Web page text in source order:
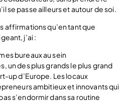
se passe ailleurs et autour de soi.
affirmations qu’en tant que
j’ai :
bureaux au sein
un des plus grands le plus grand
up d’Europe. Les locaux
ambitieux et innovants qui
s’endormir dans sa routine